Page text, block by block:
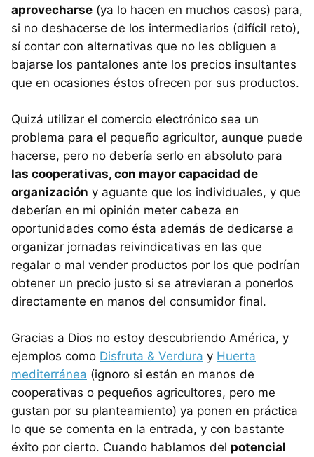
aprovecharse (ya lo hacen en muchos casos) para,
si no deshacerse de los intermediarios (difícil reto),
sí contar con alternativas que no les obliguen a
bajarse los pantalones ante los precios insultantes
que en ocasiones éstos ofrecen por sus productos.
Quizá utilizar el comercio electrónico sea un
problema para el pequeño agricultor, aunque puede
hacerse, pero no debería serlo en absoluto para
las cooperativas, con mayor capacidad de
organización y aguante que los individuales, y que
deberían en mi opinión meter cabeza en
oportunidades como ésta además de dedicarse a
organizar jornadas reivindicativas en las que
regalar o mal vender productos por los que podrían
obtener un precio justo si se atrevieran a ponerlos
directamente en manos del consumidor final.
Gracias a Dios no estoy descubriendo América, y
ejemplos como Disfruta & Verdura y Huerta
mediterránea (ignoro si están en manos de
cooperativas o pequeños agricultores, pero me
gustan por su planteamiento) ya ponen en práctica
lo que se comenta en la entrada, y con bastante
éxito por cierto. Cuando hablamos del potencial